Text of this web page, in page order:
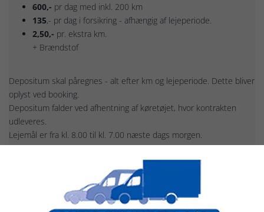
600,- pr dag med inkl. 200 km
135,- pr dag i forsikring - afhængig af lejeperiode.
2,50,- pr. ekstra km.
+ Brændstof
Depositum skal påregnes - alt efter km og lejeperiode. Dette bliver
oplyst ved booking.
Depositum falder ved afhentning af køretøjet, hvor kontrakten
udleveres.
Lejemål er fra kl. 8.00 til kl. 7.00 næste dags morgen.
5 stk
4/5
2,0